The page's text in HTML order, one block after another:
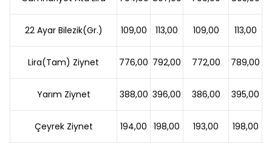
22 Ayar Bilezik(Gr.) 109,00 113,00 109,00 113,00
Lira(Tam) Ziynet 776,00 792,00 772,00 789,00
Yarım Ziynet 388,00 396,00 386,00 395,00
Çeyrek Ziynet 194,00 198,00 193,00 198,00